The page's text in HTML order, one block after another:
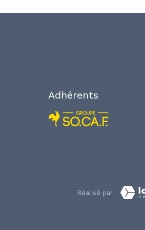
Adhérents
Réalisé par